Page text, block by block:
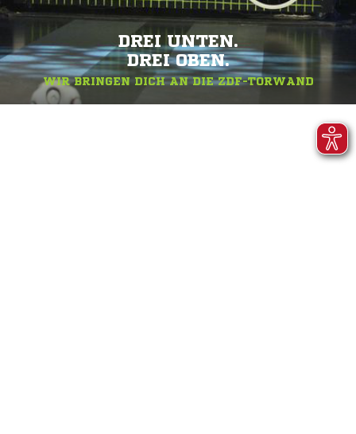
DREI UNTEN.
DREI OBEN.
WIR BRINGEN DICH AN DIE ZDF-TORWAND